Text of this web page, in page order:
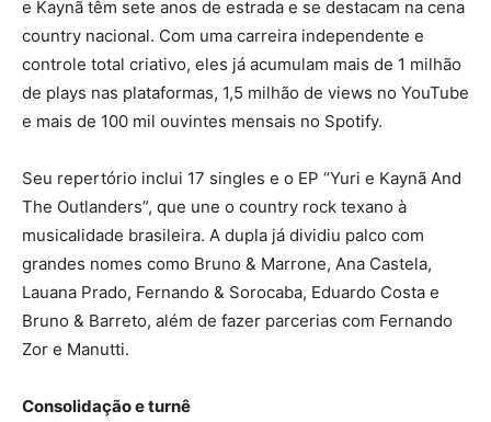
e Kaynã têm sete anos de estrada e se destacam na cena
country nacional. Com uma carreira independente e
controle total criativo, eles já acumulam mais de 1 milhão
de plays nas plataformas, 1,5 milhão de views no YouTube
e mais de 100 mil ouvintes mensais no Spotify.
Seu repertório inclui 17 singles e o EP “Yuri e Kaynã And
The Outlanders”, que une o country rock texano à
musicalidade brasileira. A dupla já dividiu palco com
grandes nomes como Bruno & Marrone, Ana Castela,
Lauana Prado, Fernando & Sorocaba, Eduardo Costa e
Bruno & Barreto, além de fazer parcerias com Fernando
Zor e Manutti.
Consolidação e turnê